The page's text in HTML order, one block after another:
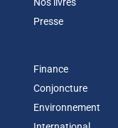
Presse
Finance
Conjoncture
Environnement